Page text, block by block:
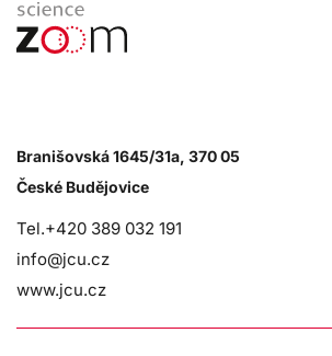
Branišovská 1645/31a, 370 05
České Budějovice
Tel.+420 389 032 191
info@jcu.cz
www.jcu.cz